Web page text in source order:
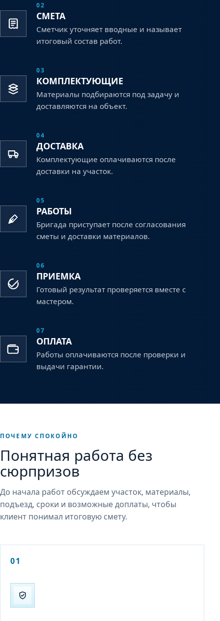
02
СМЕТА
Сметчик уточняет вводные и называет
итоговый состав работ.
03
КОМПЛЕКТУЮЩИЕ
Материалы подбираются под задачу и
доставляются на объект.
04
ДОСТАВКА
Комплектующие оплачиваются после
доставки на участок.
05
РАБОТЫ
Бригада приступает после согласования
сметы и доставки материалов.
06
ПРИЕМКА
Готовый результат проверяется вместе с
мастером.
07
ОПЛАТА
Работы оплачиваются после проверки и
выдачи гарантии.
ПОЧЕМУ СПОКОЙНО
Понятная работа без
сюрпризов
До начала работ обсуждаем участок, материалы,
подъезд, сроки и возможные доплаты, чтобы
клиент понимал итоговую смету.
01